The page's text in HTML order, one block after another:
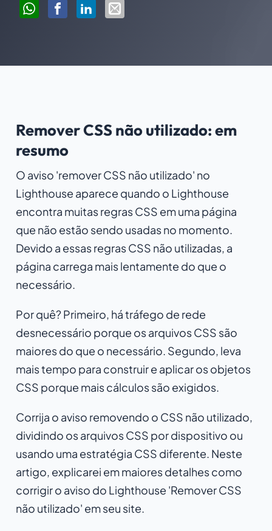
Remover CSS não utilizado: em
resumo
O aviso 'remover CSS não utilizado' no
Lighthouse aparece quando o Lighthouse
encontra muitas regras CSS em uma página
que não estão sendo usadas no momento.
Devido a essas regras CSS não utilizadas, a
página carrega mais lentamente do que o
necessário.
Por quê? Primeiro, há tráfego de rede
desnecessário porque os arquivos CSS são
maiores do que o necessário. Segundo, leva
mais tempo para construir e aplicar os objetos
CSS porque mais cálculos são exigidos.
Corrija o aviso removendo o CSS não utilizado,
dividindo os arquivos CSS por dispositivo ou
usando uma estratégia CSS diferente. Neste
artigo, explicarei em maiores detalhes como
corrigir o aviso do Lighthouse 'Remover CSS
não utilizado' em seu site.